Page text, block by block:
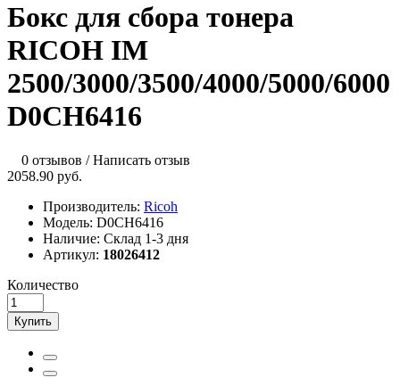
Бокс для сбора тонера
RICOH IM
2500/3000/3500/4000/5000/6000
D0CH6416
0 отзывов /Написать отзыв
2058.90 руб.
Производитель: Ricoh
Модель: D0CH6416
Наличие: Склад 1-3 дня
Артикул: 18026412
Количество
Купить